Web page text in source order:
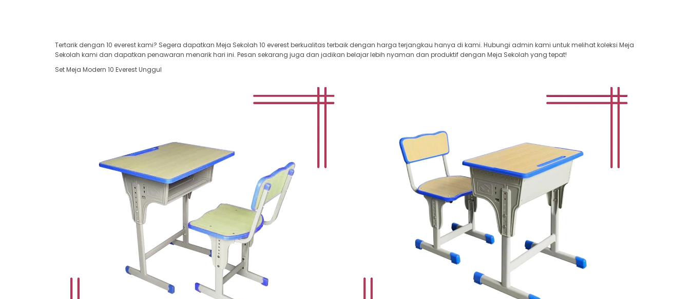
Tertarik dengan 10 everest kami? Segera dapatkan Meja Sekolah 10 everest berkualitas terbaik dengan harga terjangkau hanya di kami. Hubungi admin kami untuk melihat koleksi Meja
Sekolah kami dan dapatkan penawaran menarik hari ini. Pesan sekarang juga dan jadikan belajar lebih nyaman dan produktif dengan Meja Sekolah yang tepat!
Set Meja Modern 10 Everest Unggul